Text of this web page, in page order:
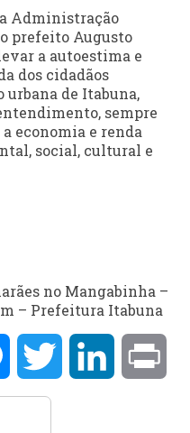
Administração
prefeito Augusto
a autoestima e
dos cidadãos
de Itabuna,
sempre
economia e renda
social, cultural e
no Mangabinha –
– Prefeitura Itabuna
MessengerTwitter LinkedIn